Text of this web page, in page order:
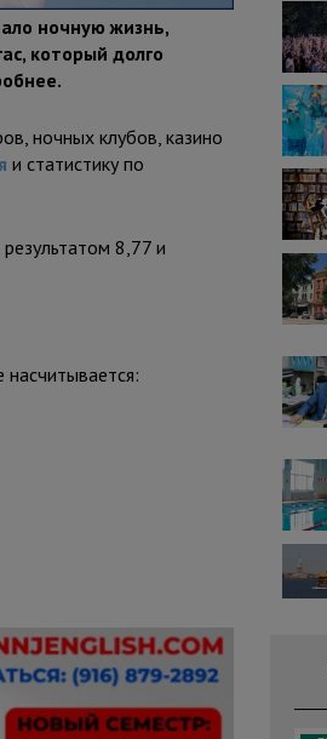
ночную жизнь,
который долго
ночных клубов, казино
и статистику по
8,77 и